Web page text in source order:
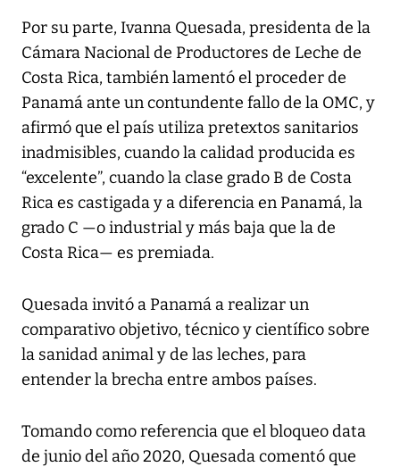
Por su parte, Ivanna Quesada, presidenta de la
Cámara Nacional de Productores de Leche de
Costa Rica, también lamentó el proceder de
Panamá ante un contundente fallo de la OMC, y
afirmó que el país utiliza pretextos sanitarios
inadmisibles, cuando la calidad producida es
“excelente”, cuando la clase grado B de Costa
Rica es castigada y a diferencia en Panamá, la
grado C —o industrial y más baja que la de
Costa Rica— es premiada.
Quesada invitó a Panamá a realizar un
comparativo objetivo, técnico y científico sobre
la sanidad animal y de las leches, para
entender la brecha entre ambos países.
Tomando como referencia que el bloqueo data
de junio del año 2020, Quesada comentó que